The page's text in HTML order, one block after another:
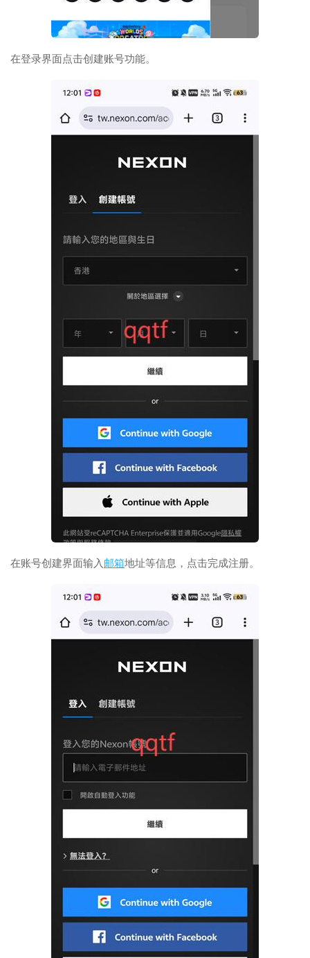
在登录界面点击创建账号功能。
在账号创建界面输入 邮箱地址等信息，点击完成注册。